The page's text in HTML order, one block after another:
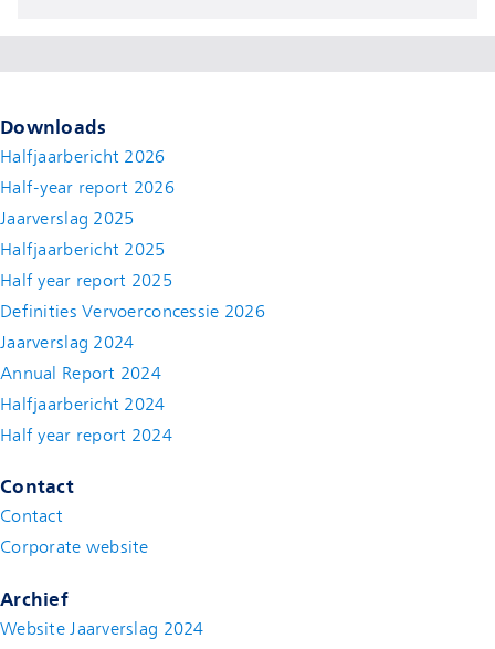
Downloads
Halfjaarbericht 2026
Half-year report 2026
Jaarverslag 2025
Halfjaarbericht 2025
Half year report 2025
Definities Vervoerconcessie 2026
Jaarverslag 2024
Annual Report 2024
Halfjaarbericht 2024
Half year report 2024(new window)
Contact
Contact(new window)
Corporate website
Archief
Website Jaarverslag 2024